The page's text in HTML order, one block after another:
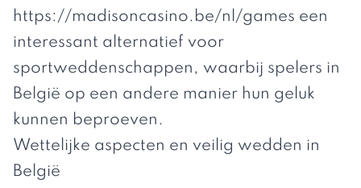
https://madisoncasino.be/nl/games een
interessant alternatief voor
sportweddenschappen, waarbij spelers in
België op een andere manier hun geluk
kunnen beproeven.
Wettelijke aspecten en veilig wedden in
België